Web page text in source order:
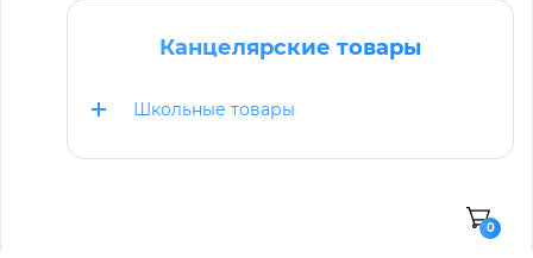
Канцелярские товары
Школьные товары
0